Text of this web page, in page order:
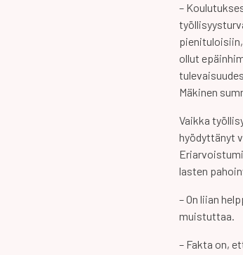
–
ollut
Mäkinen
Vaikka
hyödyttänyt
lasten
– On liian
muistuttaa.
– Fakta on,